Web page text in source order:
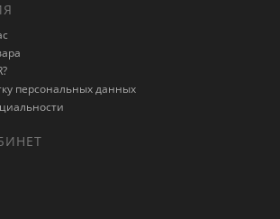
персональных данных